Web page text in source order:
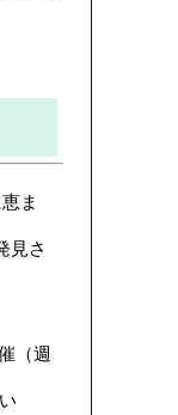
ま
見さ
（週